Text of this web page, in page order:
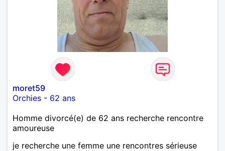
moret59
Orchies - 62 ans
Homme divorcé(e) de 62 ans recherche rencontre
amoureuse
je recherche une femme une rencontres sérieuse